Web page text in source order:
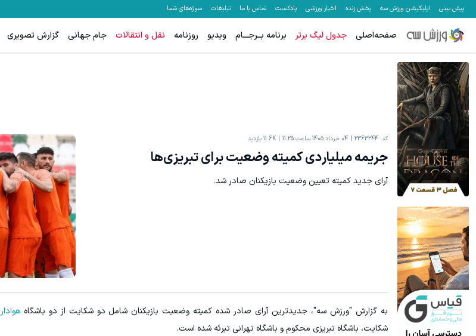
پیش بینی اپلیکیشن ورزش سه پخش زنده اخبار ورزشی پادکست تماس با ما تبلیغات سوژه‌های شما
صفحه‌اصلی جدول لیگ برتر برنامه بــرجـــام ویدیو روزنامه نقل و انتقالات جام جهانی گزارش تصویری
کد: 2363244 04 خرداد 1405 ساعت 11:25 11.6K بازدید
جریمه میلیاردی کمیته وضعیت برای تبریزی‌ها
آرای جدید کمیته تعیین وضعیت بازیکنان صادر شد.
به گزارش "ورزش سه"، جدیدترین آرای صادر شده کمیته وضعیت بازیکنان شامل دو شکایت از دو باشگاههوادار
شکایت، باشگاه تبریزی محکوم و باشگاه تهرانی تبرئه شده است.